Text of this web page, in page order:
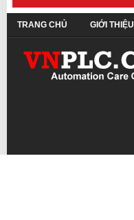
TRANG CHỦ GIỚI THIỆU